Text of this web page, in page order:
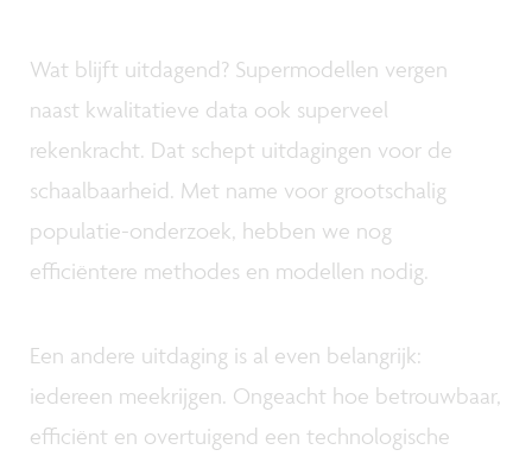
Wat blijft uitdagend? Supermodellen vergen
naast kwalitatieve data ook superveel
rekenkracht. Dat schept uitdagingen voor de
schaalbaarheid. Met name voor grootschalig
populatie-onderzoek, hebben we nog
efficiëntere methodes en modellen nodig.
Een andere uitdaging is al even belangrijk:
iedereen meekrijgen. Ongeacht hoe betrouwbaar,
efficiënt en overtuigend een technologische